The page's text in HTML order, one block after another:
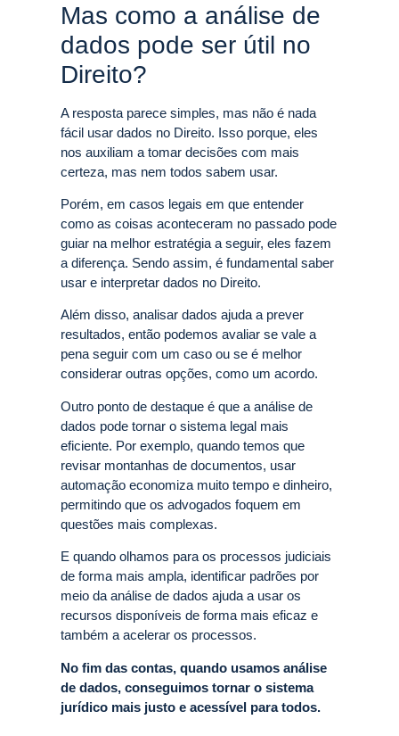
Mas como a análise de
dados pode ser útil no
Direito?
A resposta parece simples, mas não é nada
fácil usar dados no Direito. Isso porque, eles
nos auxiliam a tomar decisões com mais
certeza, mas nem todos sabem usar.
Porém, em casos legais em que entender
como as coisas aconteceram no passado pode
guiar na melhor estratégia a seguir, eles fazem
a diferença. Sendo assim, é fundamental saber
usar e interpretar dados no Direito.
Além disso, analisar dados ajuda a prever
resultados, então podemos avaliar se vale a
pena seguir com um caso ou se é melhor
considerar outras opções, como um acordo.
Outro ponto de destaque é que a análise de
dados pode tornar o sistema legal mais
eficiente. Por exemplo, quando temos que
revisar montanhas de documentos, usar
automação economiza muito tempo e dinheiro,
permitindo que os advogados foquem em
questões mais complexas.
E quando olhamos para os processos judiciais
de forma mais ampla, identificar padrões por
meio da análise de dados ajuda a usar os
recursos disponíveis de forma mais eficaz e
também a acelerar os processos.
No fim das contas, quando usamos análise
de dados, conseguimos tornar o sistema
jurídico mais justo e acessível para todos.